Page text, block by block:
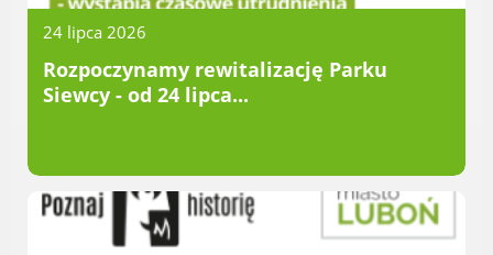
Zakład Ubezpieczeń Społecznych
Poznańska Lokalna Organizacja
Turystyczna
Urząd statystyczny w Poznaniu
Instytut Skrzynki
Wielkopolski Park Narodowy
Muzeum Narodowe Rolnictwa i
24 lipca 2026
Rozpoczynamy rewitalizację Parku
Siewcy - od 24 lipca...